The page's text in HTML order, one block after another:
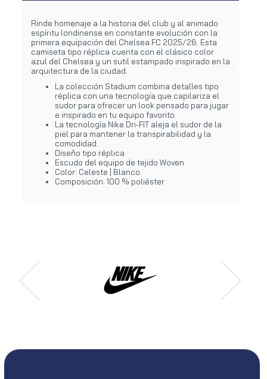
Rinde homenaje a la historia del club y al animado
espíritu londinense en constante evolución con la
primera equipación del Chelsea FC 2025/26. Esta
camiseta tipo réplica cuenta con el clásico color
azul del Chelsea y un sutil estampado inspirado en la
arquitectura de la ciudad.
La colección Stadium combina detalles tipo
réplica con una tecnología que capilariza el
sudor para ofrecer un look pensado para jugar
e inspirado en tu equipo favorito.
La tecnología Nike Dri-FIT aleja el sudor de la
piel para mantener la transpirabilidad y la
comodidad.
Diseño tipo réplica
Escudo del equipo de tejido Woven
Color: Celeste | Blanco
Composición: 100 % poliéster